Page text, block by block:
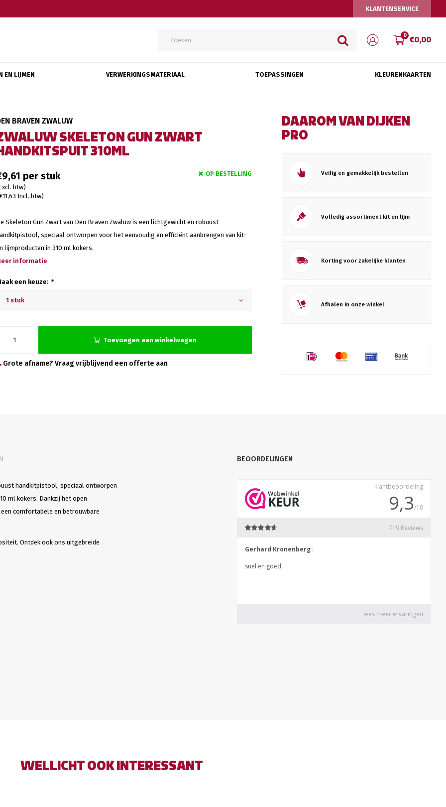
KLANTENSERVICE
0 €0,00
EN LIJMEN VERWERKINGSMATERIAAL TOEPASSINGEN KLEURENKAARTEN
SKELETON GUN ZWART
310ML
BRAVEN ZWALUW
btw)
Incl. btw)
OP BESTELLING
Skeleton Gun Zwart van Den Braven Zwaluw is een lichtgewicht en robuust
speciaal ontworpen voor het eenvoudig en efficiënt aanbrengen van kit-
lijmproducten in 310 ml kokers.
informatie
een keuze: *
1 stuk
Toevoegen aan winkelwagen
Grote afname? Vraag vrijblijvend een offerte aan
DAAROM VAN DIJKEN
PRO
Veilig en gemakkelijk bestellen
Volledig assortiment kit en lijm
Korting voor zakelijke klanten
Afhalen in onze winkel
handkitpistool, speciaal ontworpen
ml kokers. Dankzij het open
comfortabele en betrouwbare
Ontdek ook ons uitgebreide
BEOORDELINGEN
WELLICHT OOK INTERESSANT